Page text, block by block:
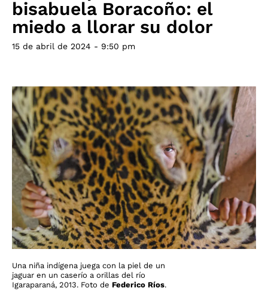
bisabuela Boracoño: el
miedo a llorar su dolor
15 de abril de 2024 - 9:50 pm
Una niña indígena juega con la piel de un
jaguar en un caserío a orillas del río
Igaraparaná, 2013. Foto de Federico Ríos.